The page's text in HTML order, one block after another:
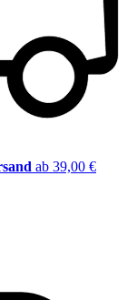
ab 39,00 €